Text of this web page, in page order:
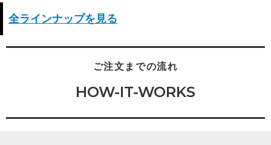
全ラインナップを見る
ご注文までの流れ
HOW-IT-WORKS